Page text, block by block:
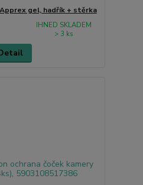
gel, hadřík + stěrka
IHNED SKLADEM
> 3 ks